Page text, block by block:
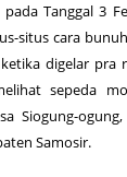
Tanggal 3
situs cara
digelar pra
sepeda
Siogung-
Samosir.